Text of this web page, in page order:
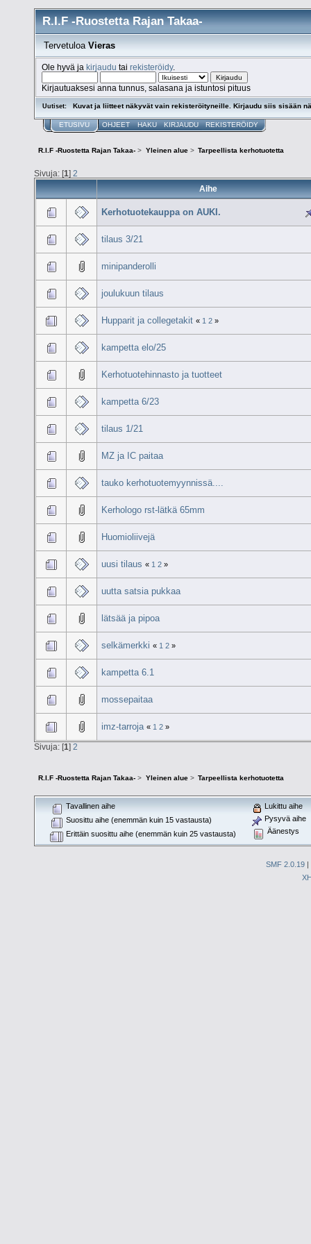
R.I.F -Ruostetta Rajan Takaa-
Tervetuloa Vieras
Ole hyvä jakirjaudu tairekisteröidy.
Kirjautuaksesi anna tunnus, salasana ja istuntosi pituus
Uutiset: Kuvat ja liitteet näkyvät vain rekisteröityneille. Kirjaudu siis sisään
ETUSIVU OHJEET HAKU KIRJAUDU REKISTERÖIDY
R.I.F -Ruostetta Rajan Takaa- > Yleinen alue> Tarpeellista kerhotuotetta
Sivuja: [1] 2
Aihe
Kerhotuotekauppa on AUKI.
tilaus 3/21
minipanderolli
joulukuun tilaus
Hupparit ja collegetakit « 1 2 »
kampetta elo/25
Kerhotuotehinnasto ja tuotteet
kampetta 6/23
tilaus 1/21
MZ ja IC paitaa
tauko kerhotuotemyynnissä....
Kerhologo rst-lätkä 65mm
Huomioliivejä
uusi tilaus « 1 2 »
uutta satsia pukkaa
lätsää ja pipoa
selkämerkki « 1 2 »
kampetta 6.1
mossepaitaa
imz-tarroja « 1 2 »
Sivuja: [1] 2
R.I.F -Ruostetta Rajan Takaa- > Yleinen alue> Tarpeellista kerhotuotetta
Tavallinen aihe
Suosittu aihe (enemmän kuin 15 vastausta)
Erittäin suosittu aihe (enemmän kuin 25 vastausta)
Lukittu aihe
Pysyvä aihe
Äänestys
SMF 2.0.19 |